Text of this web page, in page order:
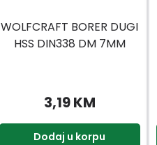
WOLFCRAFT BORER DUGI
HSS DIN338 DM 7MM
3,19 KM
Dodaj u korpu